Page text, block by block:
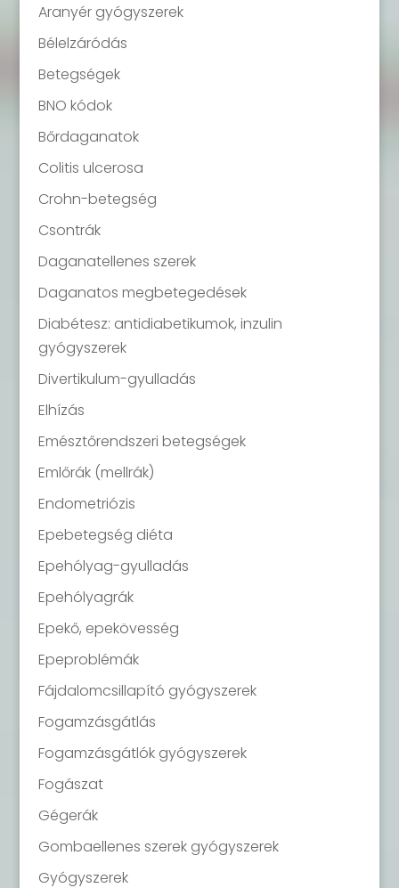
Aranyér gyógyszerek
Bélelzáródás
Betegségek
BNO kódok
Bőrdaganatok
Colitis ulcerosa
Crohn-betegség
Csontrák
Daganatellenes szerek
Daganatos megbetegedések
Diabétesz: antidiabetikumok, inzulin
gyógyszerek
Divertikulum-gyulladás
Elhízás
Emésztőrendszeri betegségek
Emlőrák (mellrák)
Endometriózis
Epebetegség diéta
Epehólyag-gyulladás
Epehólyagrák
Epekő, epekövesség
Epeproblémák
Fájdalomcsillapító gyógyszerek
Fogamzásgátlás
Fogamzásgátlók gyógyszerek
Fogászat
Gégerák
Gombaellenes szerek gyógyszerek
Gyógyszerek